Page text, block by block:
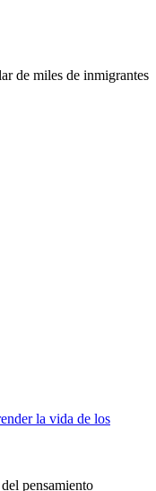
de miles de inmigrantes
la vida de los
pensamiento